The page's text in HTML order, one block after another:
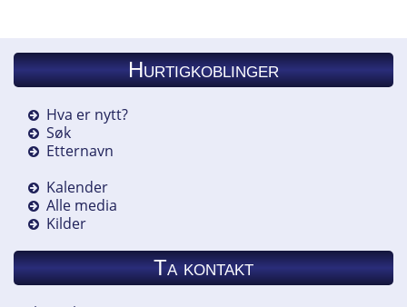
Hurtigkoblinger
Hva er nytt?
Søk
Etternavn
Kalender
Alle media
Kilder
Ta kontakt